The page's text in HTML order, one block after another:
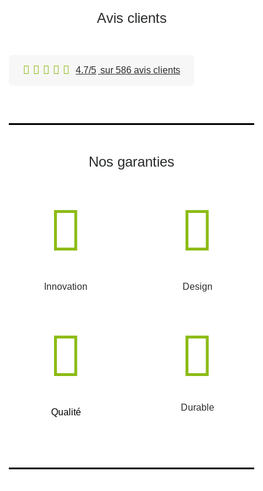
Avis clients
4.7/5 sur 586 avis clients
Nos garanties
Innovation Design
Qualité Durable